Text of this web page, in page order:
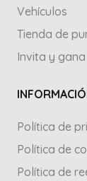
Vehículos
Tienda de
Invita y gana
Política de
Política de
Política de